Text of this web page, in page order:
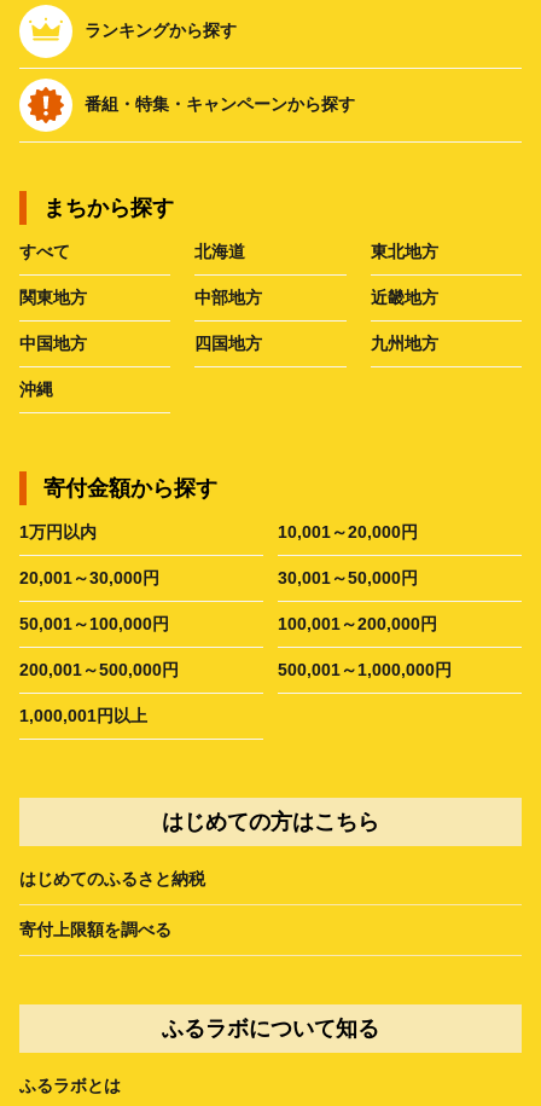
ランキングから探す
番組・特集・キャンペーンから探す
まちから探す
すべて 北海道 東北地方
関東地方 中部地方 近畿地方
中国地方 四国地方 九州地方
沖縄
寄付金額から探す
1万円以内 10,001～20,000円
20,001～30,000円 30,001～50,000円
50,001～100,000円 100,001～200,000円
200,001～500,000円 500,001～1,000,000円
1,000,001円以上
はじめての方はこちら
はじめてのふるさと納税
寄付上限額を調べる
ふるラボについて知る
ふるラボとは